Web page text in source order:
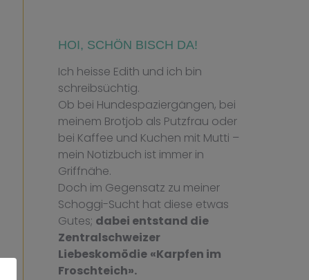
HOI, SCHÖN BISCH DA!
Ich heisse Edith und ich bin
schreibsüchtig.
Ob bei Hundespaziergängen, bei
meinem Brotjob als Putzfrau oder
bei Kaffee und Kuchen mit Mutti –
mein Notizbuch ist immer in
Griffnähe.
Doch im Gegensatz zu meiner
Schoggi-Sucht hat diese etwas
Gutes; dabei entstand die
Zentralschweizer
Liebeskomödie «Karpfen im
Froschteich».